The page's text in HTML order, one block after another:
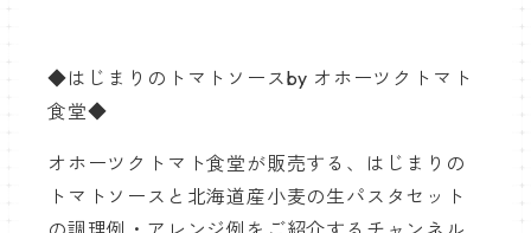
◆はじまりのトマトソースby オホーツクトマト
食堂◆
オホーツクトマト食堂が販売する、はじまりの
トマトソースと北海道産小麦の生パスタセット